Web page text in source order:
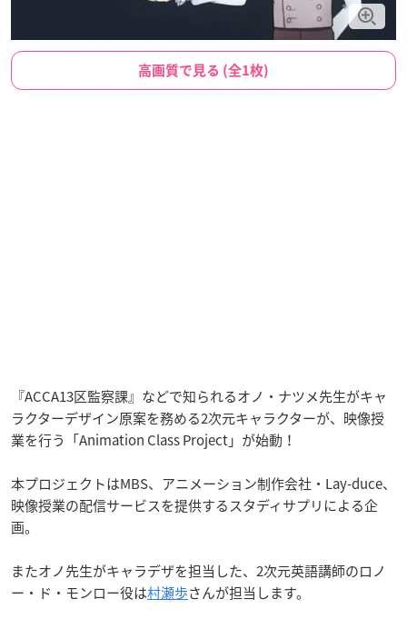
高画質で見る (全1枚)
『ACCA13区監察課』などで知られるオノ・ナツメ先生がキャ
ラクターデザイン原案を務める2次元キャラクターが、映像授
業を行う「Animation Class Project」が始動！
本プロジェクトはMBS、アニメーション制作会社・Lay-duce、
映像授業の配信サービスを提供するスタディサプリによる企
画。
またオノ先生がキャラデザを担当した、2次元英語講師のロノ
ー・ド・モンロー役は村瀬歩さんが担当します。